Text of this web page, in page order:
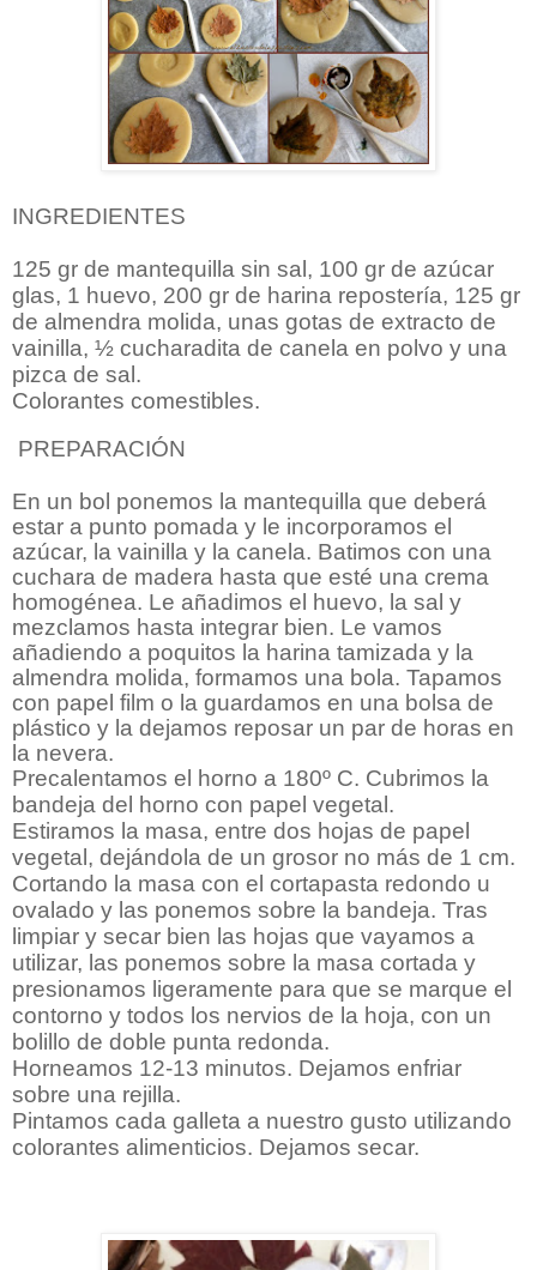
INGREDIENTES
125 gr de mantequilla sin sal, 100 gr de azúcar
glas, 1 huevo, 200 gr de harina repostería, 125 gr
de almendra molida, unas gotas de extracto de
vainilla, ½ cucharadita de canela en polvo y una
pizca de sal.
Colorantes comestibles.
PREPARACIÓN
En un bol ponemos la mantequilla que deberá
estar a punto pomada y le incorporamos el
azúcar, la vainilla y la canela. Batimos con una
cuchara de madera hasta que esté una crema
homogénea. Le añadimos el huevo, la sal y
mezclamos hasta integrar bien. Le vamos
añadiendo a poquitos la harina tamizada y la
almendra molida, formamos una bola. Tapamos
con papel film o la guardamos en una bolsa de
plástico y la dejamos reposar un par de horas en
la nevera.
Precalentamos el horno a 180º C. Cubrimos la
bandeja del horno con papel vegetal.
Estiramos la masa, entre dos hojas de papel
vegetal, dejándola de un grosor no más de 1 cm.
Cortando la masa con el cortapasta redondo u
ovalado y las ponemos sobre la bandeja. Tras
limpiar y secar bien las hojas que vayamos a
utilizar, las ponemos sobre la masa cortada y
presionamos ligeramente para que se marque el
contorno y todos los nervios de la hoja, con un
bolillo de doble punta redonda.
Horneamos 12-13 minutos. Dejamos enfriar
sobre una rejilla.
Pintamos cada galleta a nuestro gusto utilizando
colorantes alimenticios. Dejamos secar.